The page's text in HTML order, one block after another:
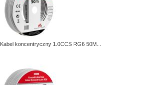
Kabel koncentryczny 1.0CCS RG6 50M...